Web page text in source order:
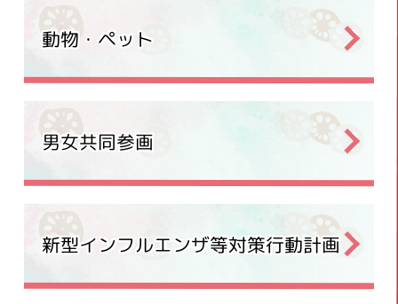
動物・ペット
男女共同参画
新型インフルエンザ等対策行動計画